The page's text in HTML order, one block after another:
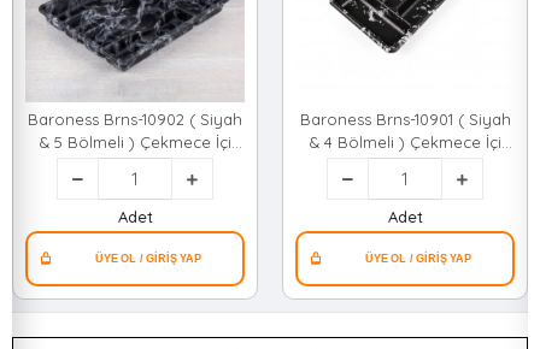
Baroness Brns-10902 ( Siyah
& 5 Bölmeli ) Çekmece İçi
Kaşıklık 36x29cm*24
Adet
Baroness Brns-10901 ( Siyah
& 4 Bölmeli ) Çekmece İçi
Kaşıklık 36x20cm*24
Adet